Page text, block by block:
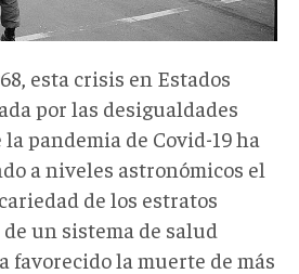
esta crisis en Estados
por las desigualdades
pandemia de Covid-19 ha
a niveles astronómicos el
de los estratos
un sistema de salud
favorecido la muerte de más